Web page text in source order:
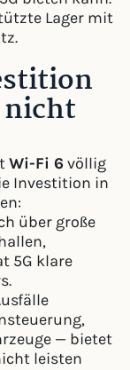
Lager mit
Wi-Fi 6 völlig
Investition in
über große
5G klare
— bietet
leisten